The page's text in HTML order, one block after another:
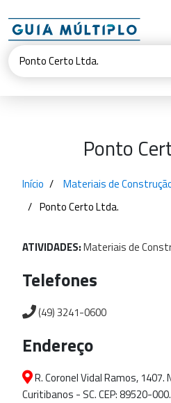
Ponto
Início
Materiais de
Ponto Certo Ltda.
ATIVIDADES:Materiaisde
Telefones
(49) 3241-0600
Endereço
R. Coronel Vidal Ramos, 1407.
Curitibanos - SC. CEP: 89520-000.